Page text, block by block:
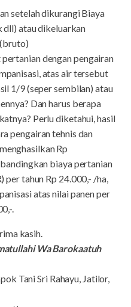
setelah dikurangi Biaya
atau dikeluarkan
dengan pengairan
atas air tersebut
1/9 (seper sembilan) atau
Dan harus berapa
Perlu diketahui, hasil
pengairan tehnis dan
Rp
biaya pertanian
per tahun Rp 24.000,- /ha,
atas nilai panen per
.
kasih.
Wa Barokaatuh
Tani Sri Rahayu, Jatilor,